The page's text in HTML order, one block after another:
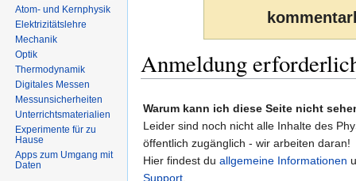
Anmeldung
Warum kann ich diese Seite nicht
Leider sind noch nicht alle Inhalte des
öffentlich zugänglich - wir arbeiten daran!
Hier findest du allgemeine Informationen
Support
Atom- und Kernphysik
Elektrizitätslehre
Mechanik
Optik
Thermodynamik
Digitales Messen
Messunsicherheiten
Unterrichtsmaterialien
Experimente für zu
Hause
Apps zum Umgang mit
Daten